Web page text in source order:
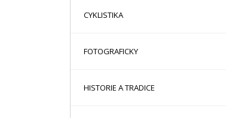
CYKLISTIKA
FOTOGRAFICKY
HISTORIE A TRADICE